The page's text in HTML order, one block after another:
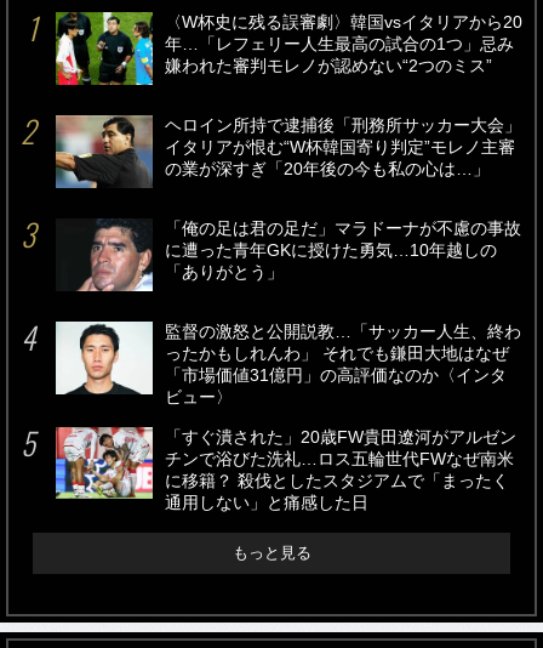
〈W杯史に残る誤審劇〉韓国vsイタリアから20
年…「レフェリー人生最高の試合の1つ」忌み
嫌われた審判モレノが認めない“2つのミス”
ヘロイン所持で逮捕後「刑務所サッカー大会」
イタリアが恨む“W杯韓国寄り判定”モレノ主審
の業が深すぎ「20年後の今も私の心は…」
「俺の足は君の足だ」マラドーナが不慮の事故
に遭った青年GKに授けた勇気…10年越しの
「ありがとう」
監督の激怒と公開説教…「サッカー人生、終わ
ったかもしれんわ」 それでも鎌田大地はなぜ
「市場価値31億円」の高評価なのか〈インタ
ビュー〉
「すぐ潰された」20歳FW貴田遼河がアルゼン
チンで浴びた洗礼…ロス五輪世代FWなぜ南米
に移籍？ 殺伐としたスタジアムで「まったく
通用しない」と痛感した日
もっと見る